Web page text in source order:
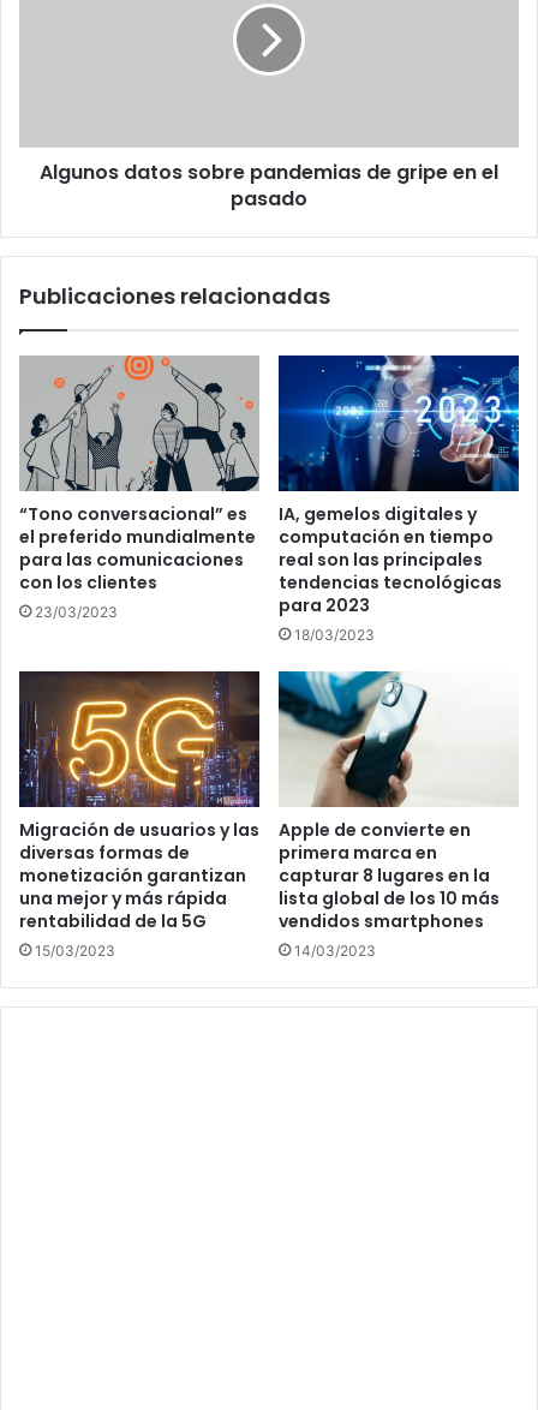
pasado
Algunos datos sobre pandemias de gripe en el
pasado
Publicaciones relacionadas
“Tono conversacional” es
el preferido mundialmente
para las comunicaciones
con los clientes
23/03/2023
IA, gemelos digitales y
computación en tiempo
real son las principales
tendencias tecnológicas
para 2023
18/03/2023
Migración de usuarios y las
diversas formas de
monetización garantizan
una mejor y más rápida
rentabilidad de la 5G
15/03/2023
Apple de convierte en
primera marca en
capturar 8 lugares en la
lista global de los 10 más
vendidos smartphones
14/03/2023